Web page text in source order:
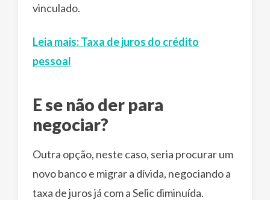
vinculado.
Leia mais: Taxa de juros do crédito
pessoal
E se não der para
negociar?
Outra opção, neste caso, seria procurar um
novo banco e migrar a dívida, negociando a
taxa de juros já com a Selic diminuída.